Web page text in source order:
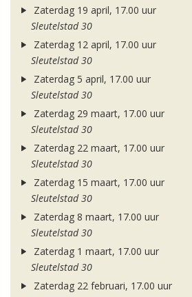
Zaterdag 19 april, 17.00 uur
Sleutelstad 30
Zaterdag 12 april, 17.00 uur
Sleutelstad 30
Zaterdag 5 april, 17.00 uur
Sleutelstad 30
Zaterdag 29 maart, 17.00 uur
Sleutelstad 30
Zaterdag 22 maart, 17.00 uur
Sleutelstad 30
Zaterdag 15 maart, 17.00 uur
Sleutelstad 30
Zaterdag 8 maart, 17.00 uur
Sleutelstad 30
Zaterdag 1 maart, 17.00 uur
Sleutelstad 30
Zaterdag 22 februari, 17.00 uur